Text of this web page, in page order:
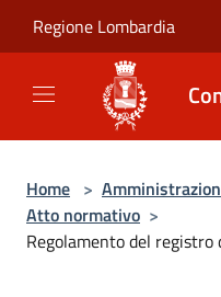
Regione Lombardia
Home >
Atto normativo >
Regolamento del